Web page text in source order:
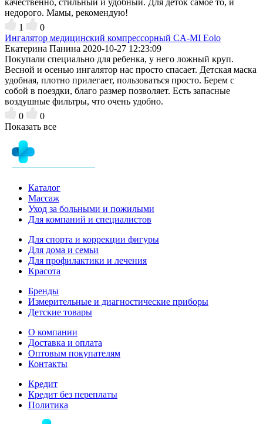
недорого. Мамы, рекомендую!
1
0
Ингалятор медицинский компрессорный CA-MI Eolo
Екатерина Панина 2020-10-27 12:23:09
Покупали специально для ребенка, у него ложный круп.
Весной и осенью ингалятор нас просто спасает. Детская маска
удобная, плотно прилегает, пользоваться просто. Берем с
собой в поездки, благо размер позволяет. Есть запасные
воздушные фильтры, что очень удобно.
0
0
Показать все
Каталог
Массаж
Уход за больными и пожилыми
Для компаний и специалистов
Для спорта и коррекции фигуры
Для дома и семьи
Для профилактики и лечения
Красота
Бренды
Измерительные и диагностические приборы
Детские товары
О компании
Доставка и оплата
Оптовым покупателям
Контакты
Кредит
Кредит без переплаты
Политика